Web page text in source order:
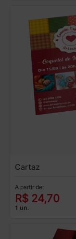
Cartaz
A partir de:
R$ 24,70
1 un.